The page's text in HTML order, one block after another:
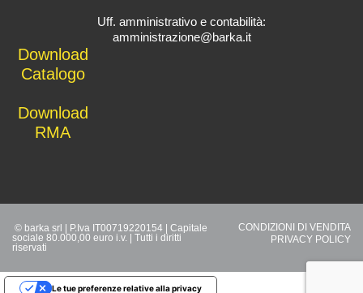
Uff. amministrativo e contabilità:
amministrazione@barka.it
Download
Catalogo
Download
RMA
© barka srl | P.Iva IT00719220154 | Capitale
sociale 80.000,00 euro i.v. | Tutti i diritti
riservati
CONDIZIONI DI VENDITA
PRIVACY POLICY
Le tue preferenze relative alla privacy